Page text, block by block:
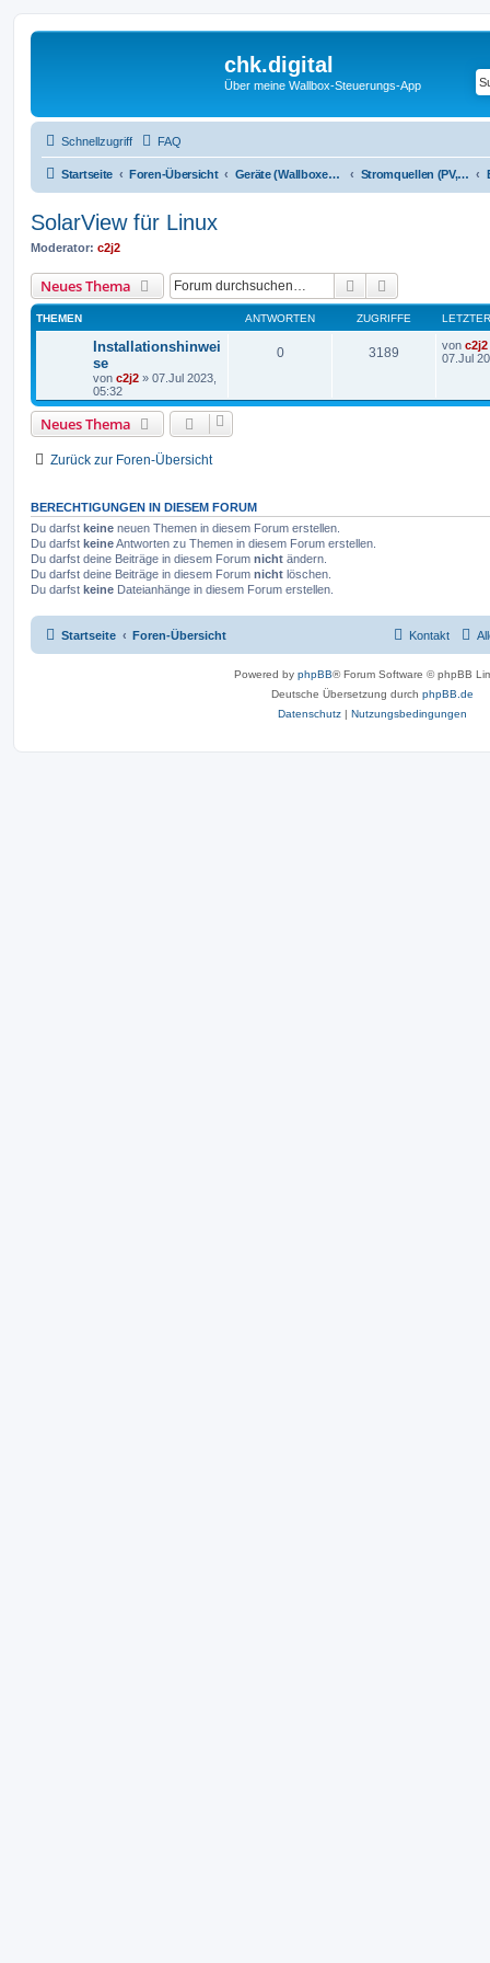
chk.digital
Über meine Wallbox-Steuerungs-App
Schnellzugriff FAQ
Startseite Foren-Übersicht Geräte (Wallboxen, Stromquellen, Autos) Stromquellen (PV, Speichersysteme, Smartmeter, Leseköpfe, ...)
SolarView für Linux
Moderator: c2j2
Neues Thema Suche
THEMEN ANTWORTEN ZUGRIFFE
Installationshinwei
se
von c2j2 » 07.Jul 2023,
05:32
0 3189 von c2j2
07.Jul
Neues Thema
Zurück zur Foren-Übersicht
BERECHTIGUNGEN IN DIESEM FORUM
Du darfst keine neuen Themen in diesem Forum erstellen.
Du darfst keineAntworten zu Themen in diesem Forum erstellen.
Du darfst deine Beiträge in diesem Forum nicht ändern.
Du darfst deine Beiträge in diesem Forum nicht löschen.
Du darfst keine Dateianhänge in diesem Forum erstellen.
Startseite Foren-Übersicht Kontakt
Powered by phpBB® Forum Software © phpBB
Deutsche Übersetzung durch phpBB.de
Datenschutz | Nutzungsbedingungen